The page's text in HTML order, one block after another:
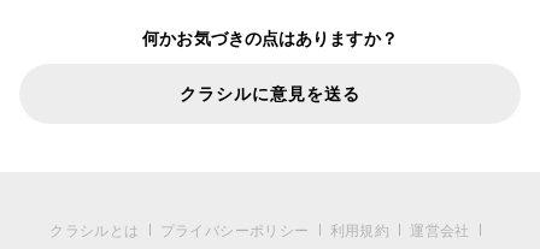
何かお気づきの点はありますか？
クラシルに意見を送る
クラシルとは プライバシーポリシー 利用規約
運営会社